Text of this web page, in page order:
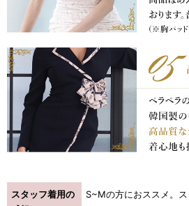
スタッフ着用の
S~Mの方におススメ。
、自分らしく、美しく。-
ンピース
エレガンスをひとさじー
エット。 夏の視線を独り占めする「夏の主役ラ